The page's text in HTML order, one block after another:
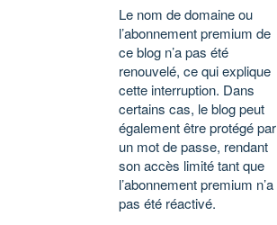
Le nom de domaine ou
l’abonnement premium de
ce blog n’a pas été
renouvelé, ce qui explique
cette interruption. Dans
certains cas, le blog peut
également être protégé par
un mot de passe, rendant
son accès limité tant que
l’abonnement premium n’a
pas été réactivé.